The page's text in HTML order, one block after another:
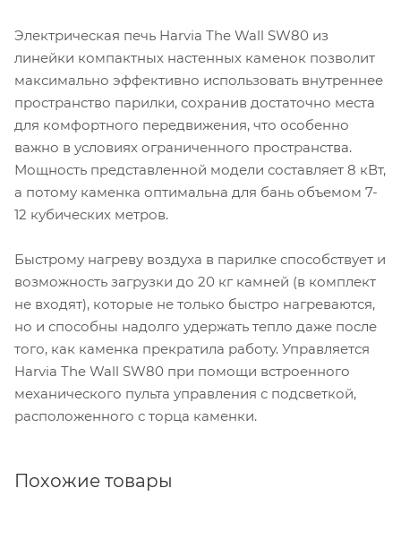
Электрическая печь Harvia The Wall SW80 из
линейки компактных настенных каменок позволит
максимально эффективно использовать внутреннее
пространство парилки, сохранив достаточно места
для комфортного передвижения, что особенно
важно в условиях ограниченного пространства.
Мощность представленной модели составляет 8 кВт,
а потому каменка оптимальна для бань объемом 7-
12 кубических метров.
Быстрому нагреву воздуха в парилке способствует и
возможность загрузки до 20 кг камней (в комплект
не входят), которые не только быстро нагреваются,
но и способны надолго удержать тепло даже после
того, как каменка прекратила работу. Управляется
Harvia The Wall SW80 при помощи встроенного
механического пульта управления с подсветкой,
расположенного с торца каменки.
Похожие товары